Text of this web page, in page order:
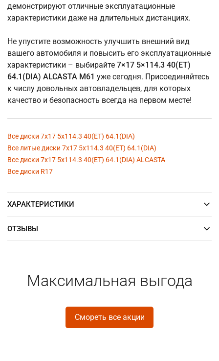
демонстрируют отличные эксплуатационные
характеристики даже на длительных дистанциях.
Не упустите возможность улучшить внешний вид
вашего автомобиля и повысить его эксплуатационные
характеристики – выбирайте 7×17 5×114.3 40(ET)
64.1(DIA) ALCASTA M61 уже сегодня. Присоединяйтесь
к числу довольных автовладельцев, для которых
качество и безопасность всегда на первом месте!
Все диски 7x17 5x114.3 40(ET) 64.1(DIA)
Все литые диски 7x17 5x114.3 40(ET) 64.1(DIA)
Все диски 7x17 5x114.3 40(ET) 64.1(DIA) ALCASTA
Все диски R17
ХАРАКТЕРИСТИКИ
ОТЗЫВЫ
Максимальная выгода
Смореть все акции